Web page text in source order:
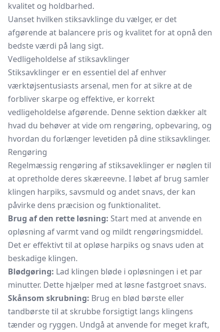
kvalitet og holdbarhed.
Uanset hvilken stiksavklinge du vælger, er det
afgørende at balancere pris og kvalitet for at opnå den
bedste værdi på lang sigt.
Vedligeholdelse af stiksavklinger
Stiksavklinger er en essentiel del af enhver
værktøjsentusiasts arsenal, men for at sikre at de
forbliver skarpe og effektive, er korrekt
vedligeholdelse afgørende. Denne sektion dækker alt
hvad du behøver at vide om rengøring, opbevaring, og
hvordan du forlænger levetiden på dine stiksavklinger.
Rengøring
Regelmæssig rengøring af stiksaveklinger er nøglen til
at opretholde deres skæreevne. I løbet af brug samler
klingen harpiks, savsmuld og andet snavs, der kan
påvirke dens præcision og funktionalitet.
Brug af den rette løsning: Start med at anvende en
opløsning af varmt vand og mildt rengøringsmiddel.
Det er effektivt til at opløse harpiks og snavs uden at
beskadige klingen.
Blødgøring: Lad klingen bløde i opløsningen i et par
minutter. Dette hjælper med at løsne fastgroet snavs.
Skånsom skrubning: Brug en blød børste eller
tandbørste til at skrubbe forsigtigt langs klingens
tænder og ryggen. Undgå at anvende for meget kraft,